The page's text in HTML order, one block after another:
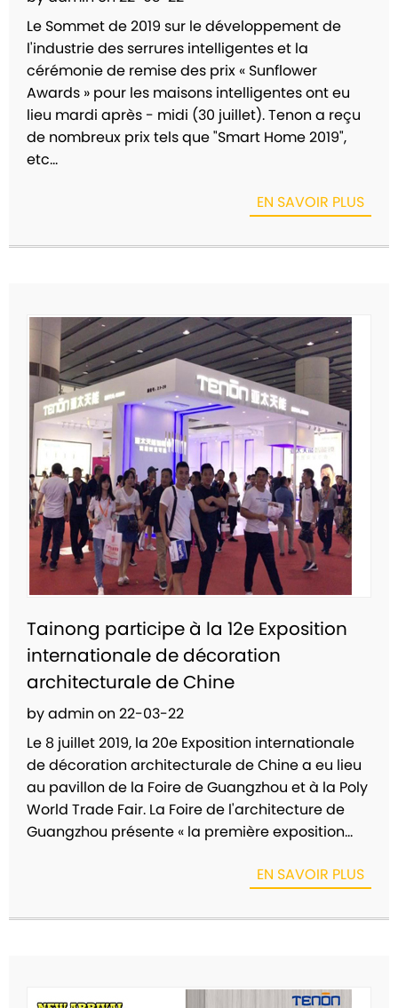
Le Sommet de 2019 sur le développement de
l'industrie des serrures intelligentes et la
cérémonie de remise des prix « Sunflower
Awards » pour les maisons intelligentes ont eu
lieu mardi après - midi (30 juillet). Tenon a reçu
de nombreux prix tels que "Smart Home 2019",
etc...
EN SAVOIR PLUS
Tainong participe à la 12e Exposition
internationale de décoration
architecturale de Chine
by admin on 22-03-22
Le 8 juillet 2019, la 20e Exposition internationale
de décoration architecturale de Chine a eu lieu
au pavillon de la Foire de Guangzhou et à la Poly
World Trade Fair. La Foire de l'architecture de
Guangzhou présente « la première exposition...
EN SAVOIR PLUS